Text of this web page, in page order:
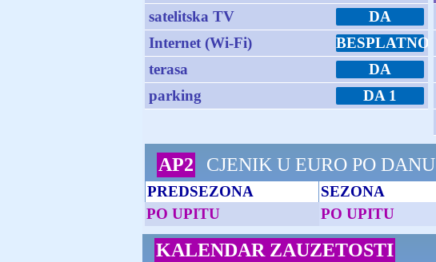
satelitska TV
DA
Internet (Wi-Fi)
BESPLATNO
terasa
DA
parking
DA 1
AP2 CJENIK U EURO PO DANU
PREDSEZONA SEZONA
PO UPITU
PO UPITU
KALENDAR ZAUZETOSTI